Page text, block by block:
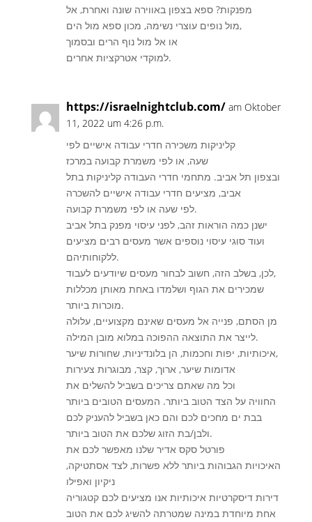
מפנקות? ספא בצפון באווירה שונה ואחרת, אל
מול נופים עוצרי נשימה, מכון ספא מול הים,
או אל מול נוף הרים ובסמוך
למוקדי אטרקציות אחרים.
https://israelnightclub.com/ am Oktober
11, 2022 um 4:26 p.m.
קליניקות משכירה חדרי עבודה אישיים לפי
שעה, או לפי משמרת קבועה במרכז
ובצפון תל אביב. מתחמי חדרי העבודה קליניקות בתל
אביב, מציעים חדרי עבודה אישיים להשכרה
לפי שעה או לפי משמרת קבועה.
ישנן כמה הוראות זהב, לפני עיסוי מפנק בתל אביב
ועוד סוגי עיסוי נוספים אשר מעסים רבים מציעים
ללקוחותיהם.
לכן, בשלב הזה, חשוב לבחור מעסים שיודעים לעבוד,
שמכירים את הגוף ושלמדו באחת מאותן מכללות
מוכרות ביותר.
מן הסתם, פנייה אל מעסים שאינם מקצועיים, עלולה
לייצר את התוצאה ההפוכה במלוא מובן המילה.
איכותיות, יפות וחכמות, הן בלונדיניות, שחורות שיער,
אדומות שיער, ארוך, קצר, מבוגרות צעירות
וכל מה שאתם צריכים בשביל להשלים את
החוויה על הצד הטוב ביותר. המעסים הטובים ביותר
בבת ים מחכים לכם והם כאן בשביל להעניק לכם
ולבן/בת הזוג שלכם את הטוב ביותר.
פורטל סקס אדיר שלנו מאפשר לכם את
האיכויות הגבוהות ביותר ללא פשרות, לצד אסתטיקה,
ניקיון ואפילו
דירות דיסקרטיות איכותיות אנו מציעים לכם קטגוריה
אחת מיוחדת במינה שמטרתה להשיג לכם את הטוב